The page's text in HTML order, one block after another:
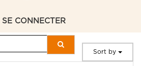
SE CONNECTER
Sort by